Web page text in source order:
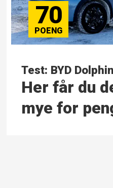
70
Test: BYD Dolphin
Her får du
mye for